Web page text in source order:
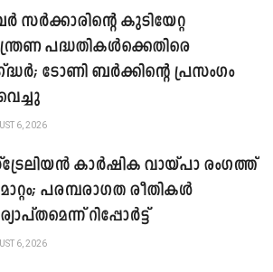
സർക്കാരിന്റെ കുടിയേറ്റ
പദ്ധതികൾക്കെതിരെ
ടോണി ബർക്കിന്റെ പ്രസംഗം
6, 2026
കാർഷിക വായ്പാ രംഗത്ത്
പരമ്പരാഗത രീതികൾ
റിപ്പോർട്ട്
6, 2026